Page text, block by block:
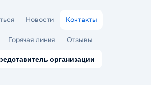
Новости Контакты
Горячая линия Отзывы
организации